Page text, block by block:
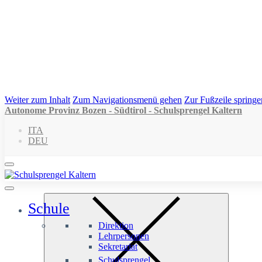
Weiter zum Inhalt Zum Navigationsmenü gehen Zur Fußzeile
Autonome Provinz Bozen - Südtirol - Schulsprengel Kaltern
ITA
DEU
Schule
Direktion
Lehrpersonen
Sekretariat
Schulsprengel